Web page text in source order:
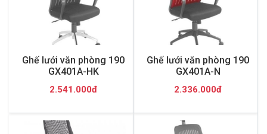
Ghế lưới văn phòng 190
GX401A-HK
2.541.000đ
Ghế lưới văn phòng 190
GX401A-N
2.336.000đ